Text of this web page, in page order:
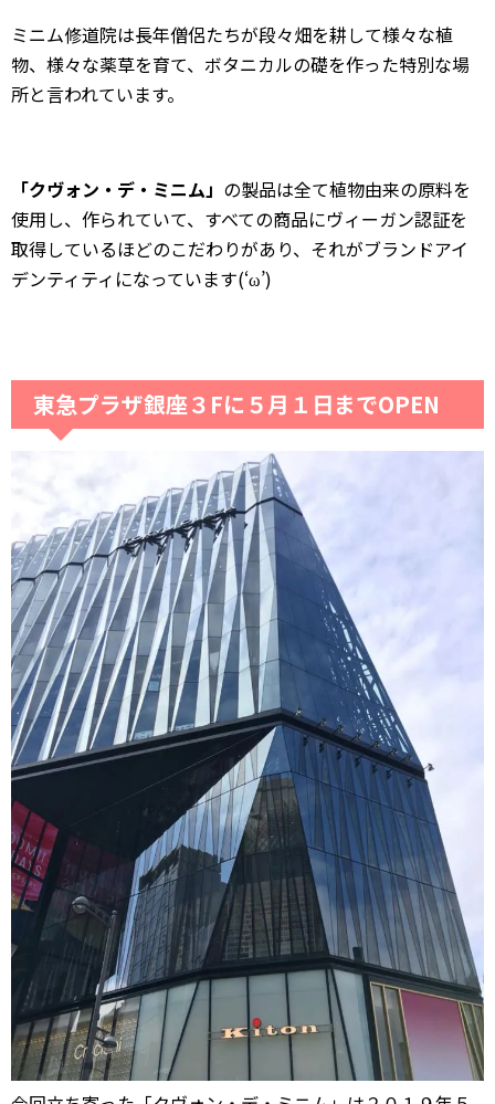
ミニム修道院は長年僧侶たちが段々畑を耕して様々な植
物、様々な薬草を育て、ボタニカルの礎を作った特別な場
所と言われています。
「クヴォン・デ・ミニム」 の製品は全て植物由来の原料を
使用し、作られていて、すべての商品にヴィーガン認証を
取得しているほどのこだわりがあり、それがブランドアイ
デンティティになっています(‘ω’)
東急プラザ銀座３Fに５月１日までOPEN